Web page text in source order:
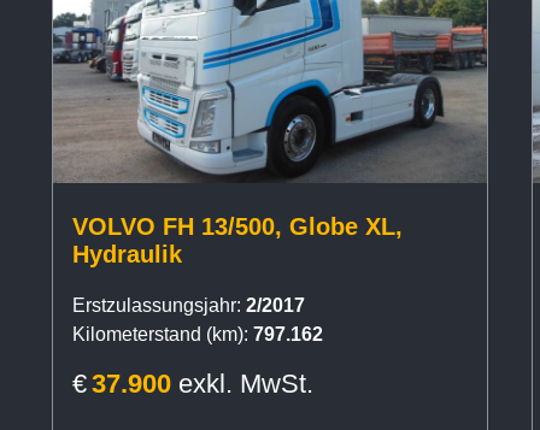
VOLVO FH 13/500, Globe XL,
Hydraulik
Erstzulassungsjahr: 2/2017
Kilometerstand (km): 797.162
€37.900 exkl. MwSt.